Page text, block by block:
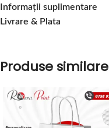
Informații suplimentare
Livrare & Plata
Produse similare